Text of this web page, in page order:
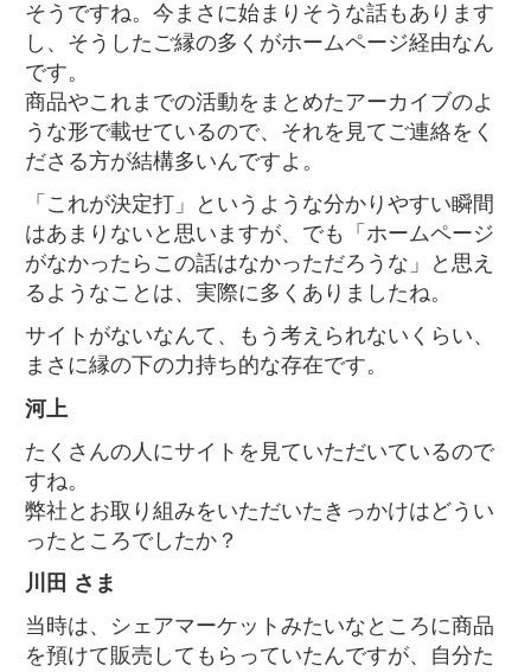
そうですね。今まさに始まりそうな話もあります
し、そうしたご縁の多くがホームページ経由なん
です。
商品やこれまでの活動をまとめたアーカイブのよ
うな形で載せているので、それを見てご連絡をく
ださる方が結構多いんですよ。
「これが決定打」というような分かりやすい瞬間
はあまりないと思いますが、でも「ホームページ
がなかったらこの話はなかっただろうな」と思え
るようなことは、実際に多くありましたね。
サイトがないなんて、もう考えられないくらい、
まさに縁の下の力持ち的な存在です。
河上
たくさんの人にサイトを見ていただいているので
すね。
弊社とお取り組みをいただいたきっかけはどうい
ったところでしたか？
川田 さま
当時は、シェアマーケットみたいなところに商品
を預けて販売してもらっていたんですが、自分た